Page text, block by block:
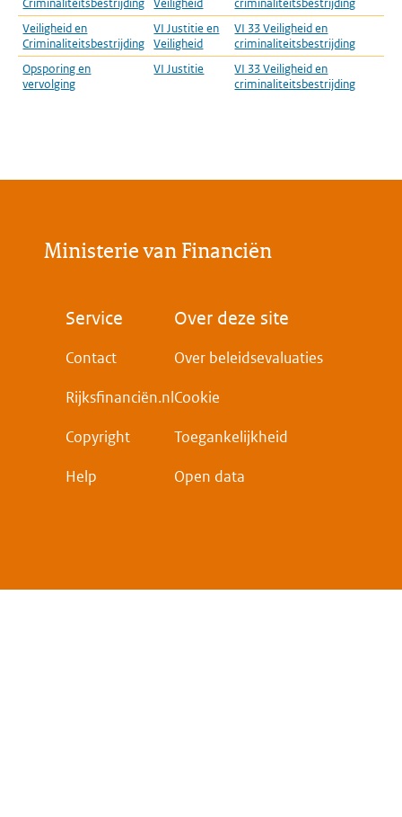
Criminaliteitsbestrijding
Veiligheid
criminaliteitsbestrijding
Veiligheid en
Criminaliteitsbestrijding
VI Justitie en
Veiligheid
VI 33 Veiligheid en
criminaliteitsbestrijding
Opsporing en
vervolging
VI Justitie
VI 33 Veiligheid en
criminaliteitsbestrijding
Ministerie van Financiën
Voet
Service
Contact
Rijksfinanciën.nl
Copyright
Help
Over deze site
Over beleidsevaluaties
Cookie
Toegankelijkheid
Open data